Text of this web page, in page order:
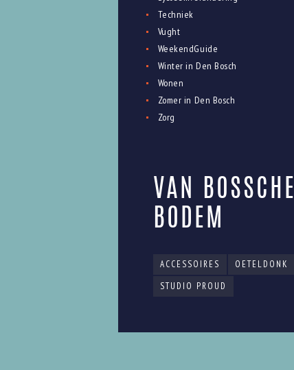
Techniek
Vught
WeekendGuide
Winter in Den Bosch
Wonen
Zomer in Den Bosch
Zorg
VAN BOSSCHE
BODEM
ACCESSOIRES
OETELDONK
STUDIO PROUD